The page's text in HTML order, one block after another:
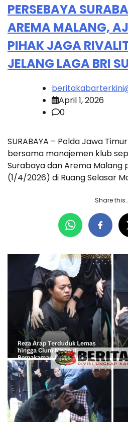
PERSEBAYA
AREMA MALANG,
PIHAK JAGA
JELANG LAGA BRI
April 1, 2026
0
SURABAYA – Polda Jawa
bersama manajemen klub
Surabaya dan Arema Malang
(1/4/2026) di Ruang Selasar
Share